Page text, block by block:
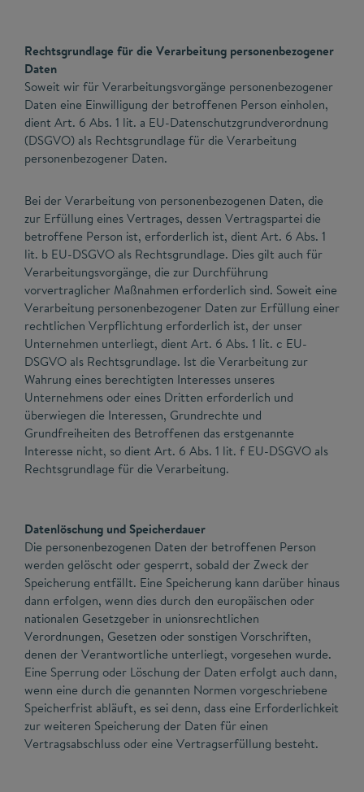
Rechtsgrundlage für die Verarbeitung personenbezogener
Daten
Soweit wir für Verarbeitungsvorgänge personenbezogener
Daten eine Einwilligung der betroffenen Person einholen,
dient Art. 6 Abs. 1 lit. a EU-Datenschutzgrundverordnung
(DSGVO) als Rechtsgrundlage für die Verarbeitung
personenbezogener Daten.
Bei der Verarbeitung von personenbezogenen Daten, die
zur Erfüllung eines Vertrages, dessen Vertragspartei die
betroffene Person ist, erforderlich ist, dient Art. 6 Abs. 1
lit. b EU-DSGVO als Rechtsgrundlage. Dies gilt auch für
Verarbeitungsvorgänge, die zur Durchführung
vorvertraglicher Maßnahmen erforderlich sind. Soweit eine
Verarbeitung personenbezogener Daten zur Erfüllung einer
rechtlichen Verpflichtung erforderlich ist, der unser
Unternehmen unterliegt, dient Art. 6 Abs. 1 lit. c EU-
DSGVO als Rechtsgrundlage. Ist die Verarbeitung zur
Wahrung eines berechtigten Interesses unseres
Unternehmens oder eines Dritten erforderlich und
überwiegen die Interessen, Grundrechte und
Grundfreiheiten des Betroffenen das erstgenannte
Interesse nicht, so dient Art. 6 Abs. 1 lit. f EU-DSGVO als
Rechtsgrundlage für die Verarbeitung.
Datenlöschung und Speicherdauer
Die personenbezogenen Daten der betroffenen Person
werden gelöscht oder gesperrt, sobald der Zweck der
Speicherung entfällt. Eine Speicherung kann darüber hinaus
dann erfolgen, wenn dies durch den europäischen oder
nationalen Gesetzgeber in unionsrechtlichen
Verordnungen, Gesetzen oder sonstigen Vorschriften,
denen der Verantwortliche unterliegt, vorgesehen wurde.
Eine Sperrung oder Löschung der Daten erfolgt auch dann,
wenn eine durch die genannten Normen vorgeschriebene
Speicherfrist abläuft, es sei denn, dass eine Erforderlichkeit
zur weiteren Speicherung der Daten für einen
Vertragsabschluss oder eine Vertragserfüllung besteht.